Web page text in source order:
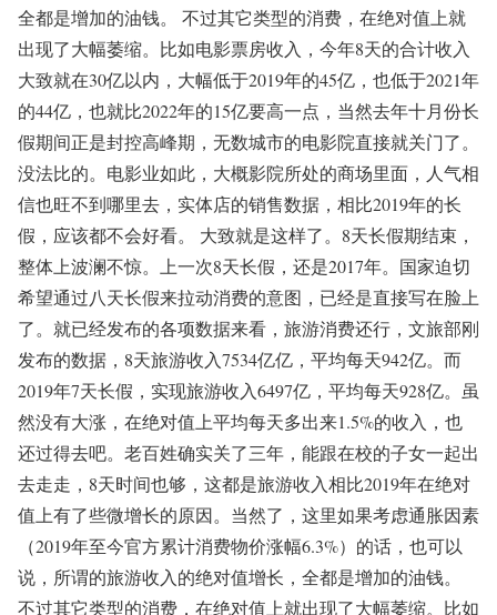
全都是增加的油钱。 不过其它类型的消费，在绝对值上就
出现了大幅萎缩。比如电影票房收入，今年8天的合计收入
大致就在30亿以内，大幅低于2019年的45亿，也低于2021年
的44亿，也就比2022年的15亿要高一点，当然去年十月份长
假期间正是封控高峰期，无数城市的电影院直接就关门了。
没法比的。电影业如此，大概影院所处的商场里面，人气相
信也旺不到哪里去，实体店的销售数据，相比2019年的长
假，应该都不会好看。 大致就是这样了。8天长假期结束，
整体上波澜不惊。上一次8天长假，还是2017年。国家迫切
希望通过八天长假来拉动消费的意图，已经是直接写在脸上
了。就已经发布的各项数据来看，旅游消费还行，文旅部刚
发布的数据，8天旅游收入7534亿亿，平均每天942亿。而
2019年7天长假，实现旅游收入6497亿，平均每天928亿。虽
然没有大涨，在绝对值上平均每天多出来1.5%的收入，也
还过得去吧。老百姓确实关了三年，能跟在校的子女一起出
去走走，8天时间也够，这都是旅游收入相比2019年在绝对
值上有了些微增长的原因。当然了，这里如果考虑通胀因素
（2019年至今官方累计消费物价涨幅6.3%）的话，也可以
说，所谓的旅游收入的绝对值增长，全都是增加的油钱。
不过其它类型的消费，在绝对值上就出现了大幅萎缩。比如